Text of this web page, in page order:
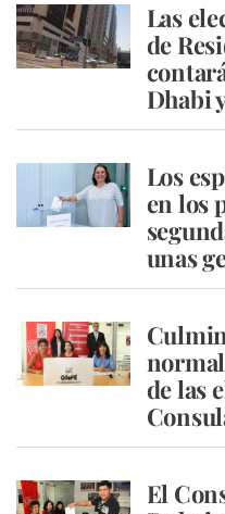
Las
de
Dhabi
Los
en los
unas
de las
El